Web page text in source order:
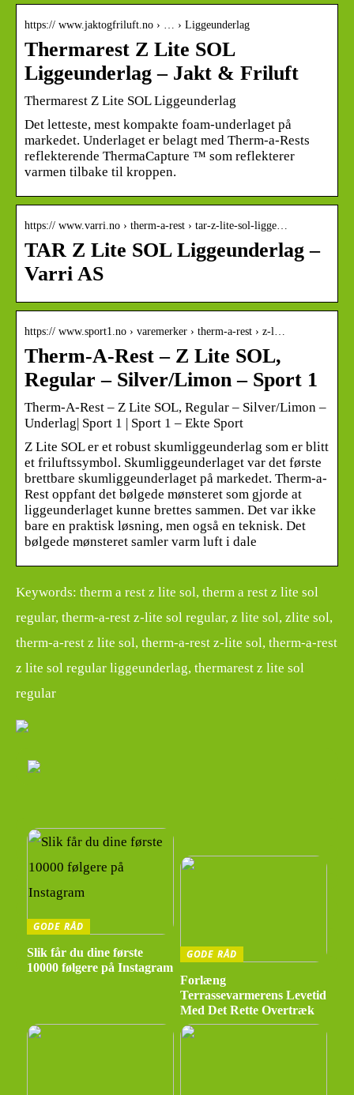
https:// www.jaktogfriluft.no › … › Liggeunderlag
Thermarest Z Lite SOL
Liggeunderlag – Jakt & Friluft
Thermarest Z Lite SOL Liggeunderlag
Det letteste, mest kompakte foam-underlaget på
markedet. Underlaget er belagt med Therm-a-Rests
reflekterende ThermaCapture ™ som reflekterer
varmen tilbake til kroppen.
https:// www.varri.no › therm-a-rest › tar-z-lite-sol-ligge…
TAR Z Lite SOL Liggeunderlag –
Varri AS
https:// www.sport1.no › varemerker › therm-a-rest › z-l…
Therm-A-Rest – Z Lite SOL,
Regular – Silver/Limon – Sport 1
Therm-A-Rest – Z Lite SOL, Regular – Silver/Limon –
Underlag| Sport 1 | Sport 1 – Ekte Sport
Z Lite SOL er et robust skumliggeunderlag som er blitt
et friluftssymbol. Skumliggeunderlaget var det første
brettbare skumliggeunderlaget på markedet. Therm-a-
Rest oppfant det bølgede mønsteret som gjorde at
liggeunderlaget kunne brettes sammen. Det var ikke
bare en praktisk løsning, men også en teknisk. Det
bølgede mønsteret samler varm luft i dale
Keywords: therm a rest z lite sol, therm a rest z lite sol
regular, therm-a-rest z-lite sol regular, z lite sol, zlite sol,
therm-a-rest z lite sol, therm-a-rest z-lite sol, therm-a-rest
z lite sol regular liggeunderlag, thermarest z lite sol
regular
GODE RÅD
Slik får du dine første
10000 følgere på Instagram
GODE RÅD
Forlæng
Terrassevarmerens Levetid
Med Det Rette Overtræk